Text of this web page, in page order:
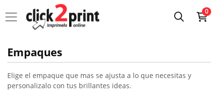
0
Empaques
Elige el empaque que mas se ajusta a lo que necesitas y
personalizalo con tus brillantes ideas.